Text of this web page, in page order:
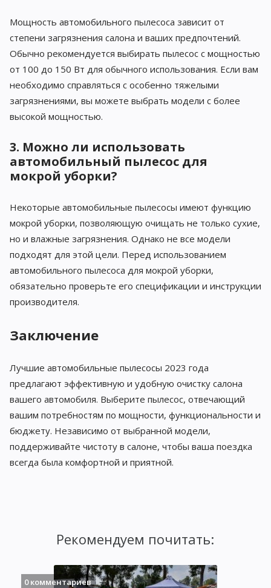
Мощность автомобильного пылесоса зависит от
степени загрязнения салона и ваших предпочтений.
Обычно рекомендуется выбирать пылесос с мощностью
от 100 до 150 Вт для обычного использования. Если вам
необходимо справляться с особенно тяжелыми
загрязнениями, вы можете выбрать модели с более
высокой мощностью.
3. Можно ли использовать
автомобильный пылесос для
мокрой уборки?
Некоторые автомобильные пылесосы имеют функцию
мокрой уборки, позволяющую очищать не только сухие,
но и влажные загрязнения. Однако не все модели
подходят для этой цели. Перед использованием
автомобильного пылесоса для мокрой уборки,
обязательно проверьте его спецификации и инструкции
производителя.
Заключение
Лучшие автомобильные пылесосы 2023 года
предлагают эффективную и удобную очистку салона
вашего автомобиля. Выберите пылесос, отвечающий
вашим потребностям по мощности, функциональности и
бюджету. Независимо от выбранной модели,
поддерживайте чистоту в салоне, чтобы ваша поездка
всегда была комфортной и приятной.
Рекомендуем почитать:
0 комментариев